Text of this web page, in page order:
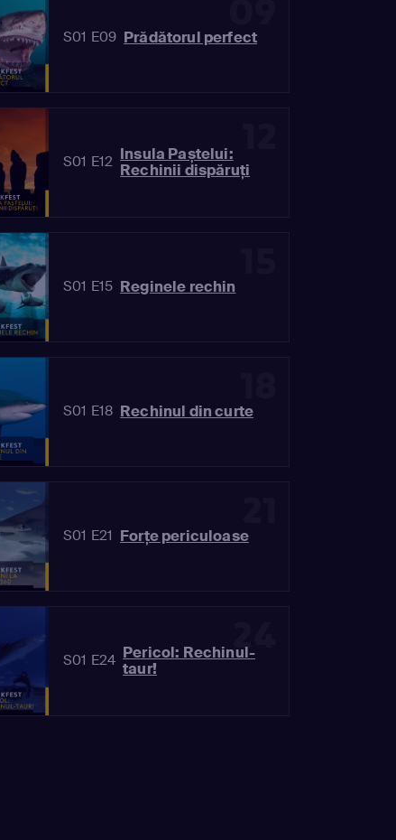
S01 E09 Prădătorul perfect
S01 E12 Insula Paștelui:
Rechinii dispăruți
S01 E15 Reginele rechin
S01 E18 Rechinul din curte
S01 E21 Forțe periculoase
24
S01 E24 Pericol: Rechinul-
taur!